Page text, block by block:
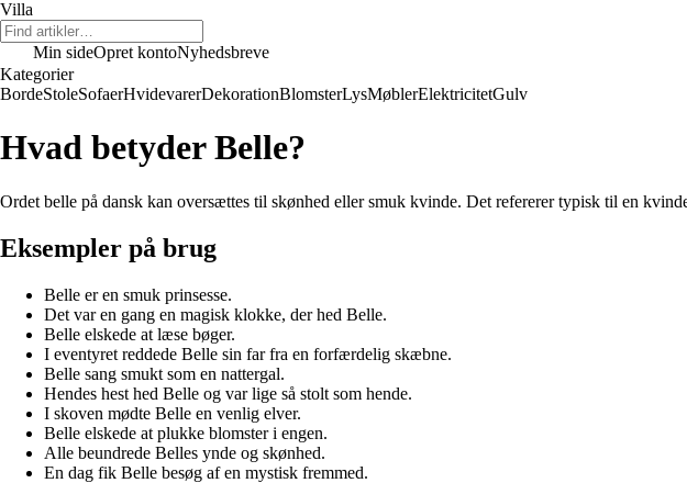
Villa
Min sideOpret kontoNyhedsbreve
Kategorier
BordeStoleSofaerHvidevarerDekorationBlomsterLysMøblerElektricitetGulv
Hvad betyder Belle?
Ordet belle på dansk kan oversættes til skønhed eller smuk kvinde. Det refererer typisk til en
Eksempler på brug
Belle er en smuk prinsesse.
Det var en gang en magisk klokke, der hed Belle.
Belle elskede at læse bøger.
I eventyret reddede Belle sin far fra en forfærdelig skæbne.
Belle sang smukt som en nattergal.
Hendes hest hed Belle og var lige så stolt som hende.
I skoven mødte Belle en venlig elver.
Belle elskede at plukke blomster i engen.
Alle beundrede Belles ynde og skønhed.
En dag fik Belle besøg af en mystisk fremmed.